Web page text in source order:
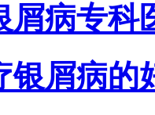
屑病专科
银屑病的